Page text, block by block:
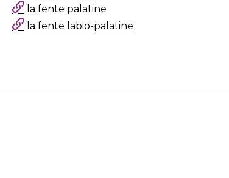
la fente palatine
la fente labio-palatine